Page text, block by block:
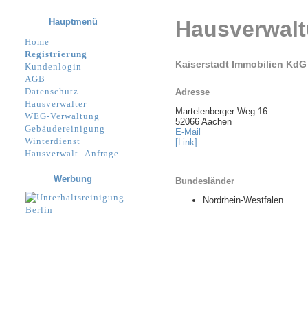
Kaiserstadt Immobilien KdG
Adresse
Martelenberger Weg 16
52066 Aachen
E-Mail
[Link]
Bundesländer
Nordrhein-Westfalen
Hauptmenü
Home
Registrierung
Kundenlogin
AGB
Datenschutz
Hausverwalter
WEG-Verwaltung
Gebäudereinigung
Winterdienst
Hausverwalt.-Anfrage
Werbung